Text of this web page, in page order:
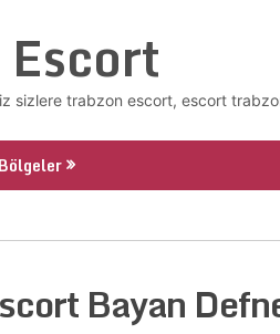
sizlere trabzon escort, escort
Bölgeler
Bayan